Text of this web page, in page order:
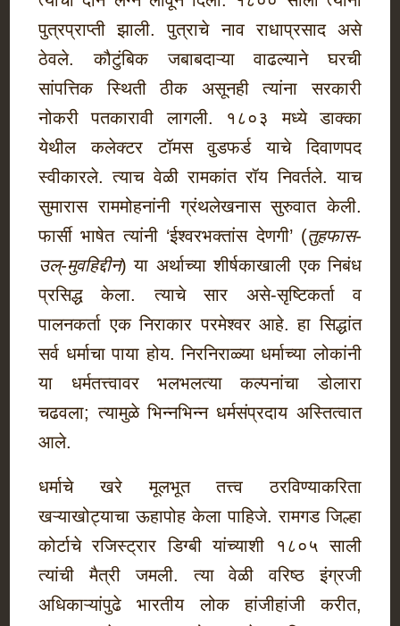
पुत्रप्राप्ती झाली. पुत्राचे नाव राधाप्रसाद असे
ठेवले. कौटुंबिक जबाबदाऱ्या वाढल्याने घरची
सांपत्तिक स्थिती ठीक असूनही त्यांना सरकारी
नोकरी पतकारावी लागली. १८०३ मध्ये डाक्का
येथील कलेक्टर टॉमस वुडफर्ड याचे दिवाणपद
स्वीकारले. त्याच वेळी रामकांत रॉय निवर्तले. याच
सुमारास राममोहनांनी ग्रंथलेखनास सुरुवात केली.
फार्सी भाषेत त्यांनी ‘ईश्वरभक्तांस देणगी’ (तुहफास-
उल्-मुवहिद्दीन) या अर्थाच्या शीर्षकाखाली एक निबंध
प्रसिद्ध केला. त्याचे सार असे-सृष्टिकर्ता व
पालनकर्ता एक निराकार परमेश्वर आहे. हा सिद्धांत
सर्व धर्माचा पाया होय. निरनिराळ्या धर्माच्या लोकांनी
या धर्मतत्त्वावर भलभलत्या कल्पनांचा डोलारा
चढवला; त्यामुळे भिन्नभिन्न धर्मसंप्रदाय अस्तित्वात
आले.
धर्माचे खरे मूलभूत तत्त्व ठरविण्याकरिता
खऱ्याखोट्याचा ऊहापोह केला पाहिजे. रामगड जिल्हा
कोर्टाचे रजिस्ट्रार डिग्बी यांच्याशी १८०५ साली
त्यांची मैत्री जमली. त्या वेळी वरिष्ठ इंग्रजी
अधिकाऱ्यांपुढे भारतीय लोक हांजीहांजी करीत,